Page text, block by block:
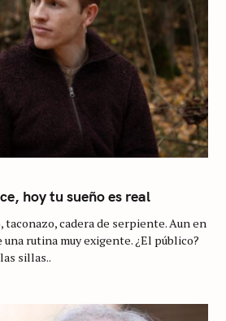
hoy tu sueño es real
taconazo, cadera de serpiente. Aun en
rutina muy exigente. ¿El público?
sillas..